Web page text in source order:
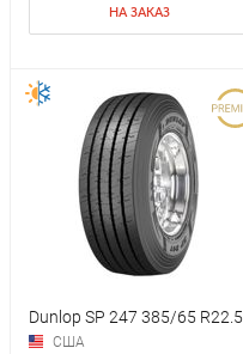
НА ЗАКАЗ
Dunlop SP 247 385/65 R22.5
США